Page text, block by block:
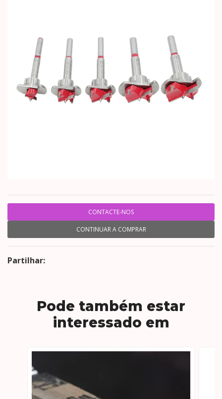
CONTACTE-NOS
CONTINUAR A COMPRAR
Partilhar:
Pode também estar
interessado em